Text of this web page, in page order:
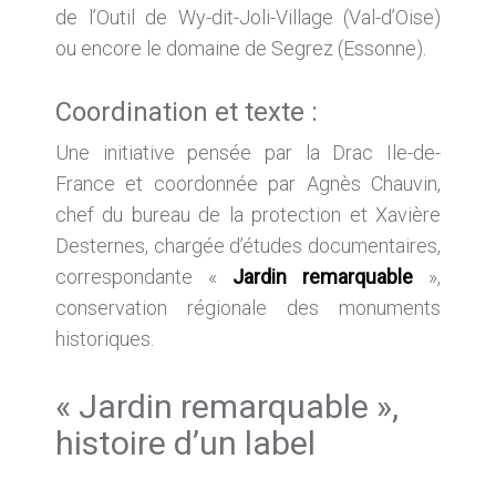
de l’Outil de Wy-dit-Joli-Village (Val-d’Oise)
ou encore le domaine de Segrez (Essonne).
Coordination et texte :
Une initiative pensée par la Drac Ile-de-
France et coordonnée par Agnès Chauvin,
chef du bureau de la protection et Xavière
Desternes, chargée d’études documentaires,
correspondante « Jardin remarquable »,
conservation régionale des monuments
historiques.
« Jardin remarquable »,
histoire d’un label